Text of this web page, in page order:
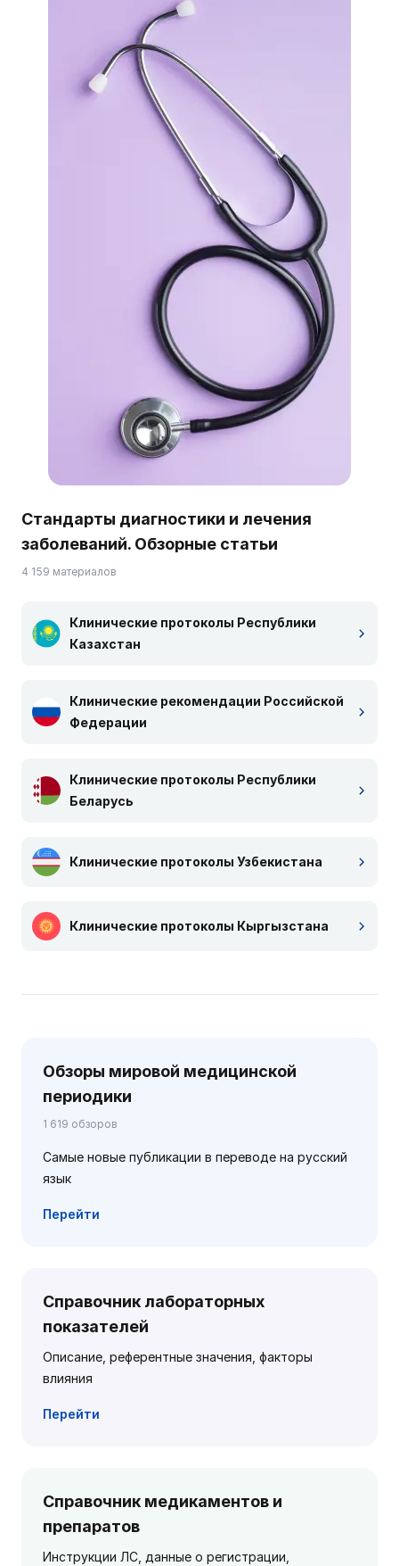
Стандарты диагностики и лечения
заболеваний. Обзорные статьи
4 159 материалов
Клинические протоколы Республики
Казахстан
Клинические рекомендации Российской
Федерации
Клинические протоколы Республики
Беларусь
Клинические протоколы Узбекистана
Клинические протоколы Кыргызстана
Обзоры мировой медицинской
периодики
1 619 обзоров
Самые новые публикации в переводе на русский
язык
Перейти
Справочник лабораторных
показателей
Описание, референтные значения, факторы
влияния
Перейти
Справочник медикаментов и
препаратов
Инструкции ЛС, данные о регистрации,